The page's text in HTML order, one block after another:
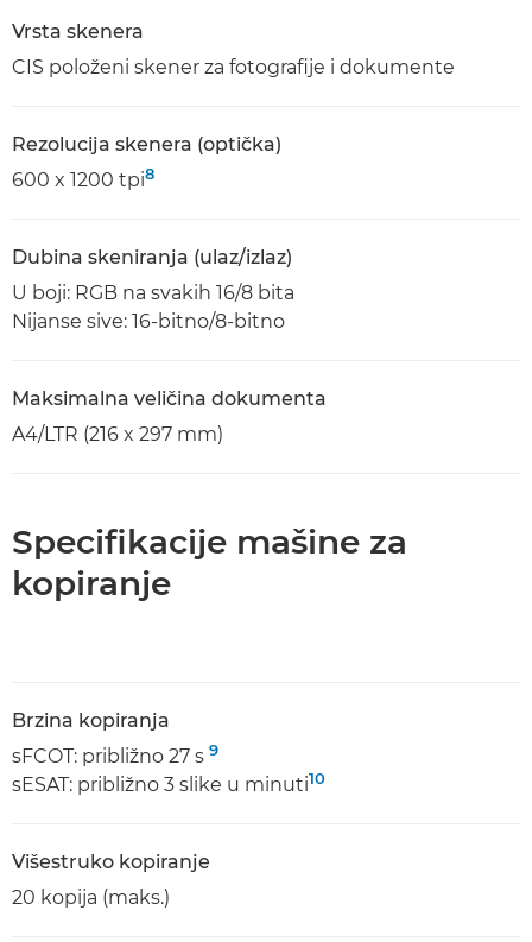
Vrsta skenera
CIS položeni skener za fotografije i dokumente
Rezolucija skenera (optička)
600 x 1200 tpi8
Dubina skeniranja (ulaz/izlaz)
U boji: RGB na svakih 16/8 bita
Nijanse sive: 16-bitno/8-bitno
Maksimalna veličina dokumenta
A4/LTR (216 x 297 mm)
Specifikacije mašine za
kopiranje
Brzina kopiranja
sFCOT: približno 27 s 9
sESAT: približno 3 slike u minuti10
Višestruko kopiranje
20 kopija (maks.)